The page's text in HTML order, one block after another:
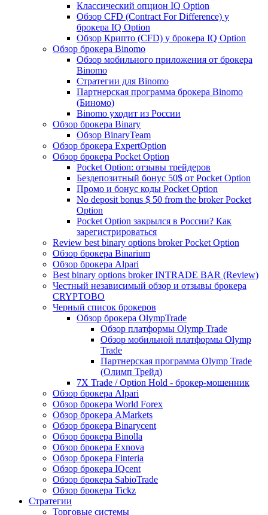
Классический опцион IQ Option
Обзор CFD (Contract For Difference) у
брокера IQ Option
Обзор Крипто (CFD) у брокера IQ Option
Обзор брокера Binomo
Обзор мобильного приложения от брокера
Binomo
Стратегии для Binomo
Партнерская программа брокера Binomo
(Биномо)
Binomo уходит из России
Обзор брокера Binary
Обзор BinaryTeam
Обзор брокера ExpertOption
Обзор брокера Pocket Option
Pocket Option: отзывы трейдеров
Бездепозитный бонус 50$ от Pocket Option
Промо и бонус коды Pocket Option
No deposit bonus $ 50 from the broker Pocket
Option
Pocket Option закрылся в России? Как
зарегистрироваться
Review best binary options broker Pocket Option
Обзор брокера Binarium
Обзор брокера Alpari
Best binary options broker INTRADE BAR (Review)
Честный независимый обзор и отзывы брокера
CRYPTOBO
Черный список брокеров
Обзор брокера OlympTrade
Обзор платформы Olymp Trade
Обзор мобильной платформы Olymp
Trade
Партнерская программа Olymp Trade
(Олимп Трейд)
7X Trade / Option Hold - брокер-мошенник
Обзор брокера Alpari
Обзор брокера World Forex
Обзор брокера AMarkets
Обзор брокера Binarycent
Обзор брокера Binolla
Обзор брокера Exnova
Обзор брокера Finteria
Обзор брокера IQcent
Обзор брокера SabioTrade
Обзор брокера Tickz
Стратегии
Торговые системы